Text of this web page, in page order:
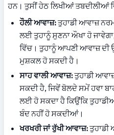
ਹਨ। ਤੁਸੀਂ ਹੇਠ ਲਿਖੀਆਂ
ਹੌਲੀ ਆਵਾਜ਼: ਤੁਹਾਡੀ ਆਵਾਜ਼
ਲਈ ਤੁਹਾਨੂੰ ਸੁਣਨਾ ਔਖਾ ਹੋ
ਵਿੱਚ। ਤੁਹਾਨੂੰ ਆਪਣੀ ਆਵਾਜ਼ ਦੀ
ਮੁਸ਼ਕਲ ਹੋ ਸਕਦੀ ਹੈ।
ਸਾਹ ਵਾਲੀ ਆਵਾਜ਼: ਤੁਹਾਡੀ
ਸਕਦੀ ਹੈ, ਜਿਵੇਂ ਬੋਲਦੇ ਸਮੇਂ ਹਵਾ
ਲਈ ਹੋ ਸਕਦਾ ਹੈ ਕਿਉਂਕਿ
ਬੰਦ ਨਹੀਂ ਹੋ ਸਕਦੀਆਂ।
ਖਰਖਰੀ ਜਾਂ ਰੁੱਖੀ ਆਵਾਜ਼: ਤੁਹਾਡੀ